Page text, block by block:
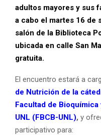
adultos mayores y sus
a cabo el martes 16 de
salón de la Biblioteca
ubicada en calle San
gratuita.
El encuentro estará a
de Nutrición de la
Facultad de
UNL (FBCB-UNL), y
participativo para: